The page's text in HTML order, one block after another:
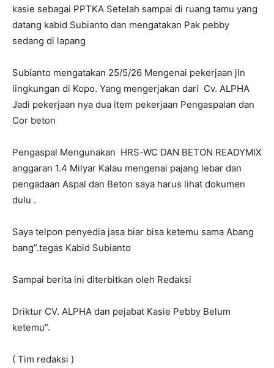
kasie sebagai PPTKA Setelah sampai di ruang tamu yang
datang kabid Subianto dan mengatakan Pak pebby
sedang di lapang
Subianto mengatakan 25/5/26 Mengenai pekerjaan jln
lingkungan di Kopo. Yang mengerjakan dari Cv. ALPHA
Jadi pekerjaan nya dua item pekerjaan Pengaspalan dan
Cor beton
Pengaspal Mengunakan HRS-WC DAN BETON READYMIX
anggaran 1.4 Milyar Kalau mengenai pajang lebar dan
pengadaan Aspal dan Beton saya harus lihat dokumen
dulu .
Saya telpon penyedia jasa biar bisa ketemu sama Abang
bang”.tegas Kabid Subianto
Sampai berita ini diterbitkan oleh Redaksi
Driktur CV. ALPHA dan pejabat Kasie Pebby Belum
ketemu”.
( Tim redaksi )